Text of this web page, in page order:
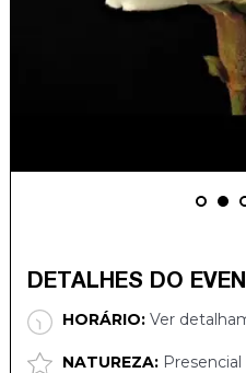
DETALHES DO
HORÁRIO:Ver
NATUREZA:Presencial